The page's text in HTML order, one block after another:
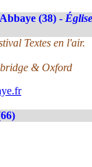
(38) - Église
Textes en l'air.
& Oxford